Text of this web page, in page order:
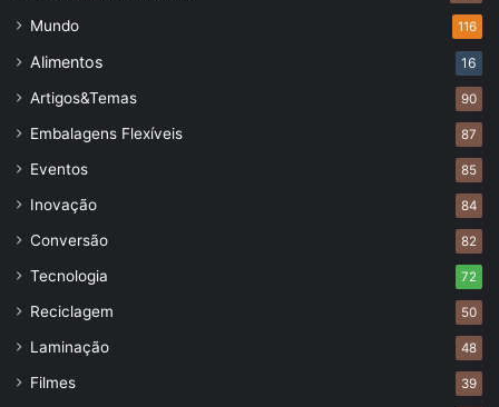
Mundo 116
Alimentos 16
Artigos&Temas 90
Embalagens Flexíveis 87
Eventos 85
Inovação 84
Conversão 82
Tecnologia 72
Reciclagem 50
Laminação 48
Filmes 39